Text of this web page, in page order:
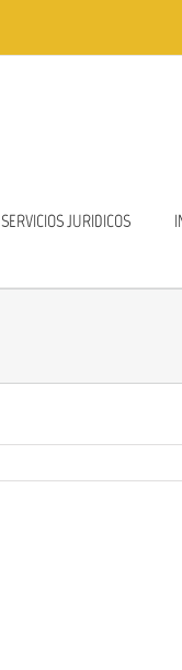
SERVICIOS JURIDICOS